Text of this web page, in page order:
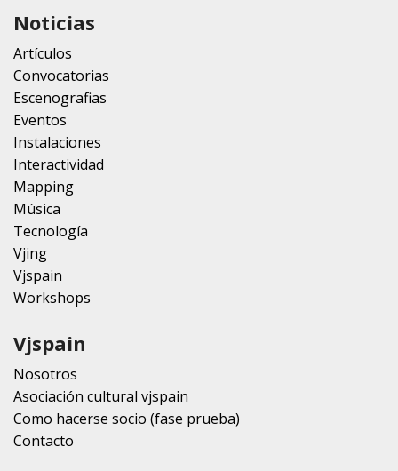
Noticias
Artículos
Convocatorias
Escenografias
Eventos
Instalaciones
Interactividad
Mapping
Música
Tecnología
Vjing
Vjspain
Workshops
Vjspain
Nosotros
Asociación cultural vjspain
Como hacerse socio (fase prueba)
Contacto